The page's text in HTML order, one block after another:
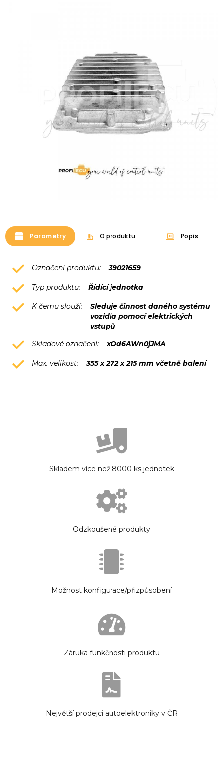
Parametry O produktu Popis
Označení produktu: 39021659
Typ produktu: Řídící jednotka
K čemu slouží:
Sleduje činnost daného systému
vozidla pomocí elektrických
vstupů
Skladové označení:
xOd6AWn0jJMA
Max. velikost: 355 x 272 x 215 mm včetně balení
Skladem více než 8000 ks jednotek
Odzkoušené produkty
Možnost konfigurace/přizpůsobení
Záruka funkčnosti produktu
Největší prodejci autoelektroniky v ČR